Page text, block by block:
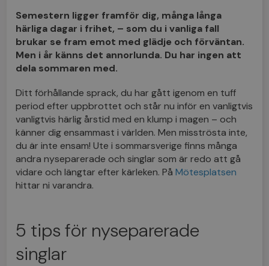
Semestern ligger framför dig, många långa
härliga dagar i frihet, – som du i vanliga fall
brukar se fram emot med glädje och förväntan.
Men i år känns det annorlunda. Du har ingen att
dela sommaren med.
Ditt förhållande sprack, du har gått igenom en tuff
period efter uppbrottet och står nu inför en vanligtvis
vanligtvis härlig årstid med en klump i magen – och
känner dig ensammast i världen. Men misströsta inte,
du är inte ensam! Ute i sommarsverige finns många
andra nyseparerade och singlar som är redo att gå
vidare och längtar efter kärleken. PåMötesplatsen
hittar ni varandra.
5 tips för nyseparerade
singlar